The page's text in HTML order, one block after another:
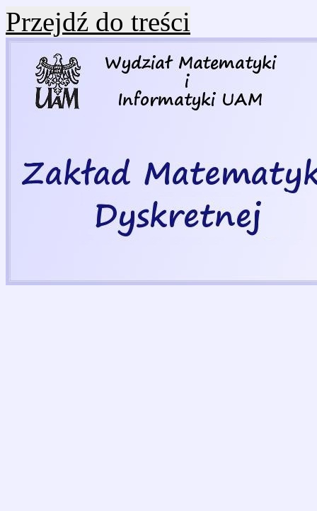
Przejdź do treści